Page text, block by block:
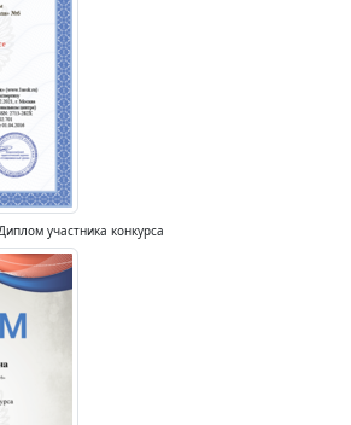
участника конкурса